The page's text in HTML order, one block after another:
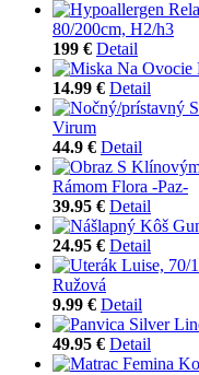
80/200cm, H2/h3
199 € Detail
14.99 € Detail
Virum
44.9 € Detail
Rámom Flora -Paz-
39.95 € Detail
24.95 € Detail
Ružová
9.99 € Detail
49.95 € Detail